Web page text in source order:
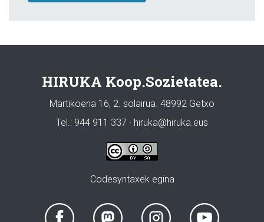
HIRUKA Koop.Sozietatea.
Martikoena 16, 2. solairua. 48992 Getxo
Tel.: 944 911 337 · hiruka@hiruka.eus
Codesyntaxek egina